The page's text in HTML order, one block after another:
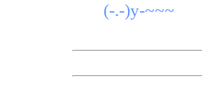
(-.-)y-~~~